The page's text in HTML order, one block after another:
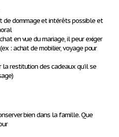
de dommage et intérêts possible et
en vue du mariage, il peur exiger
: achat de mobilier, voyage pour
restitution des cadeaux qu’il se
bien dans la famille. Que